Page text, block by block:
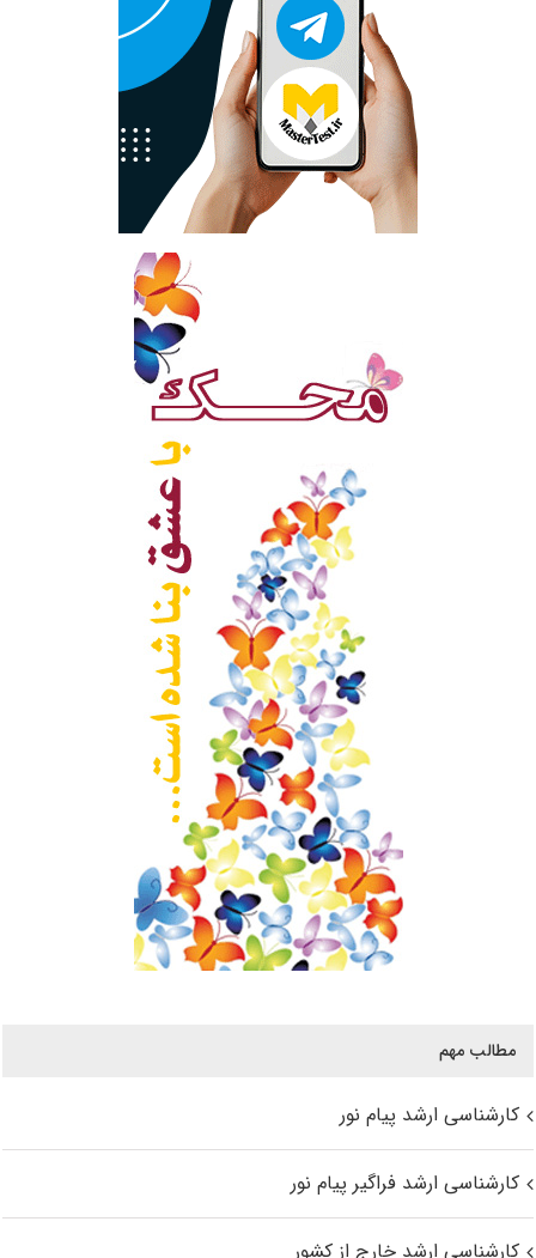
مطالب مهم
کارشناسی ارشد پیام نور
کارشناسی ارشد فراگیر پیام نور
کارشناسی ارشد خارج از کشور